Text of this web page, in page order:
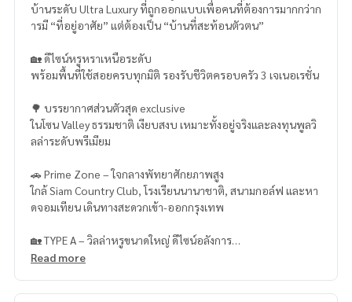
บ้านระดับ Ultra Luxury ที่ถูกออกแบบเพื่อคนที่ต้องการมากกว่าก
ารมี “ที่อยู่อาศัย” แต่ต้องเป็น “บ้านที่สะท้อนตัวตน”
🏡 ดีไซน์หรูหราเหนือระดับ
พร้อมพื้นที่ใช้สอยครบทุกมิติ รองรับชีวิตครอบครัว 3 เจเนอเรชั่น
🌳 บรรยากาศส่วนตัวสุด exclusive
ในโซน Valley ธรรมชาติ เงียบสงบ เหมาะทั้งอยู่จริงและลงทุนพูลวิ
ลล่าระดับพรีเมียม
🚗 Prime Zone – ใจกลางพัทยาศักยภาพสูง
ใกล้ Siam Country Club, โรงเรียนนานาชาติ, สนามกอล์ฟ และหา
ดจอมเทียน เดินทางสะดวกเข้า-ออกกรุงเทพ
🏡 TYPE A – วิลล่าหรูขนาดใหญ่ ดีไซน์อลังการ
Read more